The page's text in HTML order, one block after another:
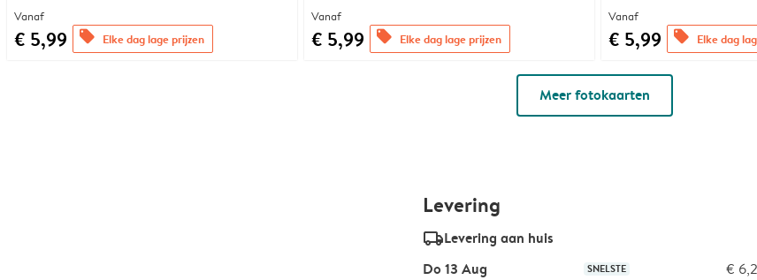
Vanaf
€ 5,99 offers Elke dag lage prijzen
Vanaf
€ 5,99 offers Elke dag lage prijzen
Vanaf
€ 5,99 offers Elke dag
Meer fotokaarten
Levering
delivery_standard_v2Levering aan huis
Do 13 Aug
SNELSTE €